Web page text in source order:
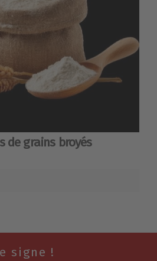
de grains broyés